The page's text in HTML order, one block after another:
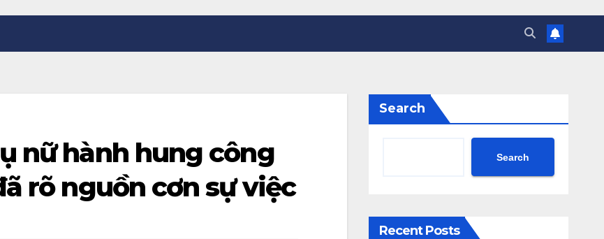
nữ hành hung công
rõ nguồn cơn sự việc
Search
Search
Recent Posts